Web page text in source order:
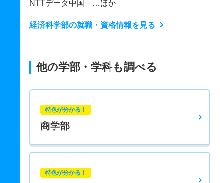
NTTデータ中国 …ほか
経済科学部の就職・資格情報を見る
他の学部・学科も調べる
特色が分かる！
商学部
特色が分かる！